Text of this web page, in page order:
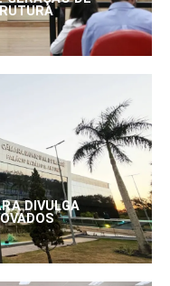
DIVULGA